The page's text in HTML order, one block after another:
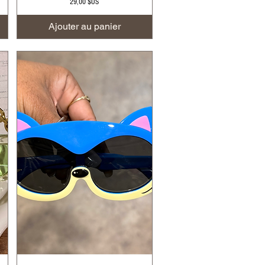
29,00 $US
Ajouter au panier